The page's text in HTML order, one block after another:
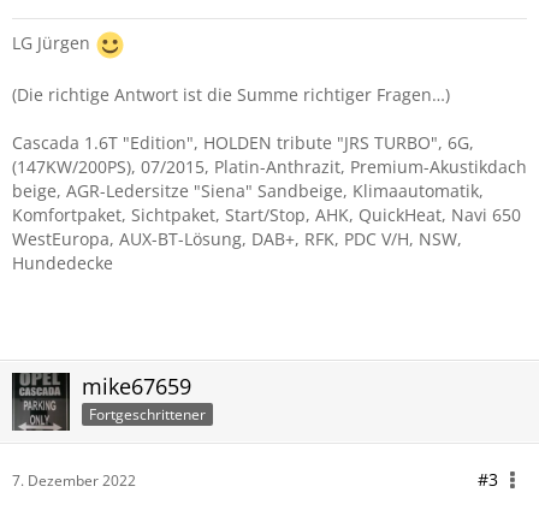
LG Jürgen
(Die richtige Antwort ist die Summe richtiger Fragen…)
Cascada 1.6T "Edition", HOLDEN tribute "JRS TURBO", 6G,
(147KW/200PS), 07/2015, Platin-Anthrazit, Premium-Akustikdach
beige, AGR-Ledersitze "Siena" Sandbeige, Klimaautomatik,
Komfortpaket, Sichtpaket, Start/Stop, AHK, QuickHeat, Navi 650
WestEuropa, AUX-BT-Lösung, DAB+, RFK, PDC V/H, NSW,
Hundedecke
mike67659
Fortgeschrittener
7. Dezember 2022 #3